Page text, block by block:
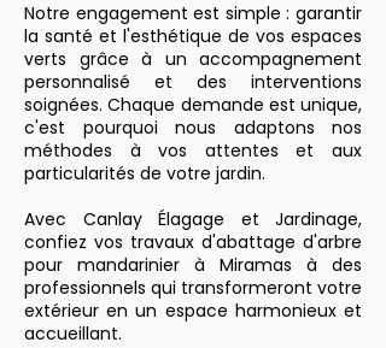
Notre engagement est simple : garantir
la santé et l'esthétique de vos espaces
verts grâce à un accompagnement
personnalisé et des interventions
soignées. Chaque demande est unique,
c'est pourquoi nous adaptons nos
méthodes à vos attentes et aux
particularités de votre jardin.
Avec Canlay Élagage et Jardinage,
confiez vos travaux d'abattage d'arbre
pour mandarinier à Miramas à des
professionnels qui transformeront votre
extérieur en un espace harmonieux et
accueillant.